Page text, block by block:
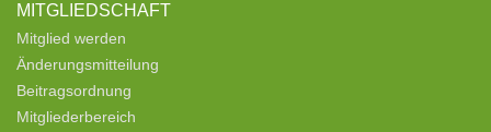
MITGLIEDSCHAFT
Mitglied werden
Änderungsmitteilung
Beitragsordnung
Mitgliederbereich